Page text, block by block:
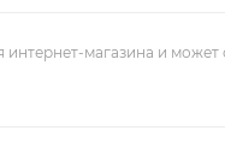
интернет-магазина и может